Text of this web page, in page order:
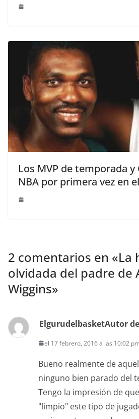
Los MVP de temporada y
NBA por primera vez en
2 comentarios en «La
olvidada del padre de
Wiggins»
ElgurudelbasketAutor
el 17 febrero, 2016 a las 10:02 pm
Bueno realmente de
ninguno bien parado del
Tengo la impresión de
"limpio" este tipo de